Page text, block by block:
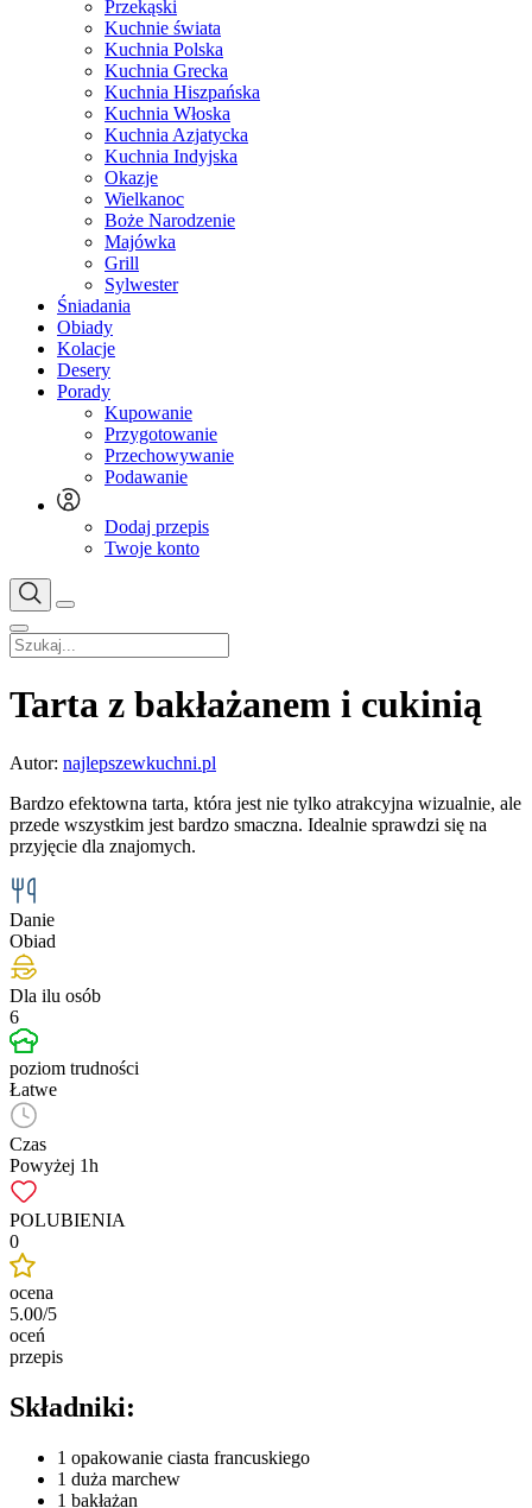
Przekąski
Kuchnie świata
Kuchnia Polska
Kuchnia Grecka
Kuchnia Hiszpańska
Kuchnia Włoska
Kuchnia Azjatycka
Kuchnia Indyjska
Okazje
Wielkanoc
Boże Narodzenie
Majówka
Grill
Sylwester
Śniadania
Obiady
Kolacje
Desery
Porady
Kupowanie
Przygotowanie
Przechowywanie
Podawanie
Dodaj przepis
Twoje konto
Tarta z bakłażanem i cukinią
Autor: najlepszewkuchni.pl
Bardzo efektowna tarta, która jest nie tylko atrakcyjna wizualnie, ale
przede wszystkim jest bardzo smaczna. Idealnie sprawdzi się na
przyjęcie dla znajomych.
Danie
Obiad
Dla ilu osób
6
poziom trudności
Łatwe
Czas
Powyżej 1h
POLUBIENIA
0
ocena
5.00/5
oceń
przepis
Składniki:
1 opakowanie ciasta francuskiego
1 duża marchew
1 bakłażan